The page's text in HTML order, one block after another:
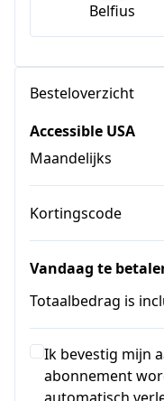
Belfius
Besteloverzicht
Accessible USA
Maandelijks
Kortingscode
Vandaag te
Totaalbedrag is
Ik bevestig mijn
abonnement